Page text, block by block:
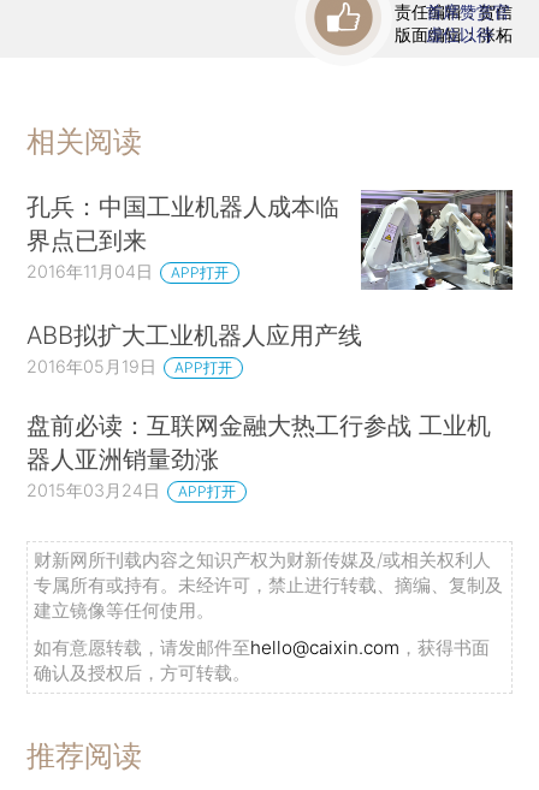
责任编辑：贺信
版面编辑：张柘
首席赞赏官
虚位以待
相关阅读
孔兵：中国工业机器人成本临
界点已到来
2016年11月04日 APP打开
ABB拟扩大工业机器人应用产线
2016年05月19日 APP打开
盘前必读：互联网金融大热工行参战 工业机
器人亚洲销量劲涨
2015年03月24日 APP打开
财新网所刊载内容之知识产权为财新传媒及/或相关权利人
专属所有或持有。未经许可，禁止进行转载、摘编、复制及
建立镜像等任何使用。
如有意愿转载，请发邮件至hello@caixin.com ，获得书面
确认及授权后，方可转载。
推荐阅读